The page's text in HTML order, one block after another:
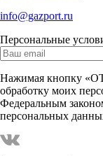
info@gazport.ru
Персональные
Нажимая кнопку
обработку моих
Федеральным
персональных